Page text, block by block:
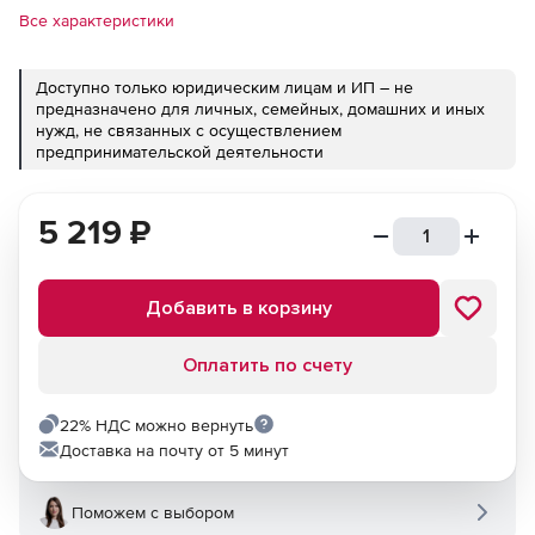
Все характеристики
Доступно только юридическим лицам и ИП – не
предназначено для личных, семейных, домашних и иных
нужд, не связанных с осуществлением
предпринимательской деятельности
5 219 ₽
Добавить в корзину
Оплатить по счету
22% НДС можно вернуть
Доставка на почту от 5 минут
Поможем с выбором